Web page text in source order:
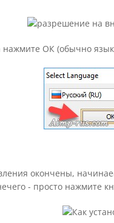
ОК (обычно
окончены,
- просто нажмите